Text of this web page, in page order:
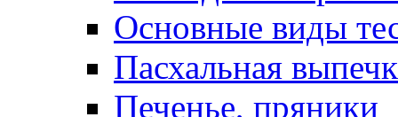
Основные виды
Пасхальная
Печенье, пряники